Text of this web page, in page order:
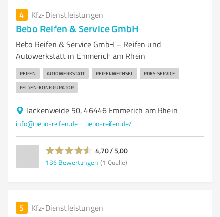
4 Kfz-Dienstleistungen
Bebo Reifen & Service GmbH
Bebo Reifen & Service GmbH – Reifen und
Autowerkstatt in Emmerich am Rhein
REIFEN AUTOWERKSTATT REIFENWECHSEL RDKS-SERVICE
FELGEN-KONFIGURATOR
Tackenweide 50, 46446 Emmerich am Rhein
info@bebo-reifen.de bebo-reifen.de/
4,70 / 5,00
136 Bewertungen (1 Quelle)
5 Kfz-Dienstleistungen